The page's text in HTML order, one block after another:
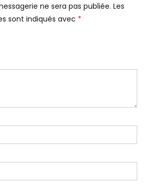
ne sera pas publiée. Les
sont indiqués avec *